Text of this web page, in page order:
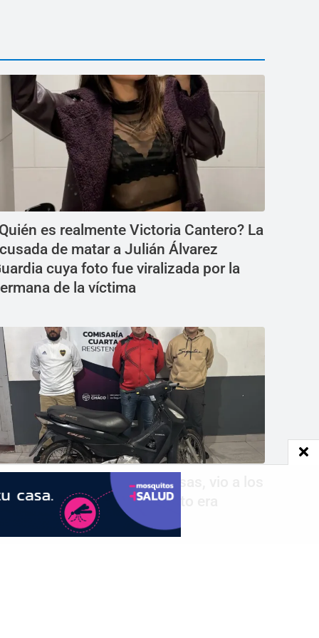
es realmente Victoria Cantero? La
de matar a Julián Álvarez
cuya foto fue viralizada por la
de la víctima
maniobras peligrosas, vio a los
y huyó porque la moto era